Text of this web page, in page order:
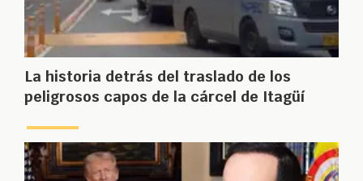
La historia detrás del traslado de los
peligrosos capos de la cárcel de Itagüí